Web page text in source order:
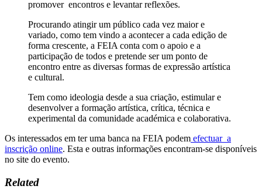
promover encontros e levantar reflexões.
Procurando atingir um público cada vez maior e
variado, como tem vindo a acontecer a cada edição de
forma crescente, a FEIA conta com o apoio e a
participação de todos e pretende ser um ponto de
encontro entre as diversas formas de expressão artística
e cultural.
Tem como ideologia desde a sua criação, estimular e
desenvolver a formação artística, crítica, técnica e
experimental da comunidade académica e colaborativa.
Os interessados em ter uma banca na FEIA podem efectuar a
inscrição online. Esta e outras informações encontram-se disponíveis
no site do evento.
Related